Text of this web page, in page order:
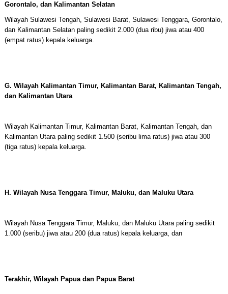
Gorontalo, dan Kalimantan Selatan
Wilayah Sulawesi Tengah, Sulawesi Barat, Sulawesi Tenggara, Gorontalo,
dan Kalimantan Selatan paling sedikit 2.000 (dua ribu) jiwa atau 400
(empat ratus) kepala keluarga.
G. Wilayah Kalimantan Timur, Kalimantan Barat, Kalimantan Tengah,
dan Kalimantan Utara
Wilayah Kalimantan Timur, Kalimantan Barat, Kalimantan Tengah, dan
Kalimantan Utara paling sedikit 1.500 (seribu lima ratus) jiwa atau 300
(tiga ratus) kepala keluarga.
H. Wilayah Nusa Tenggara Timur, Maluku, dan Maluku Utara
Wilayah Nusa Tenggara Timur, Maluku, dan Maluku Utara paling sedikit
1.000 (seribu) jiwa atau 200 (dua ratus) kepala keluarga, dan
Terakhir, Wilayah Papua dan Papua Barat